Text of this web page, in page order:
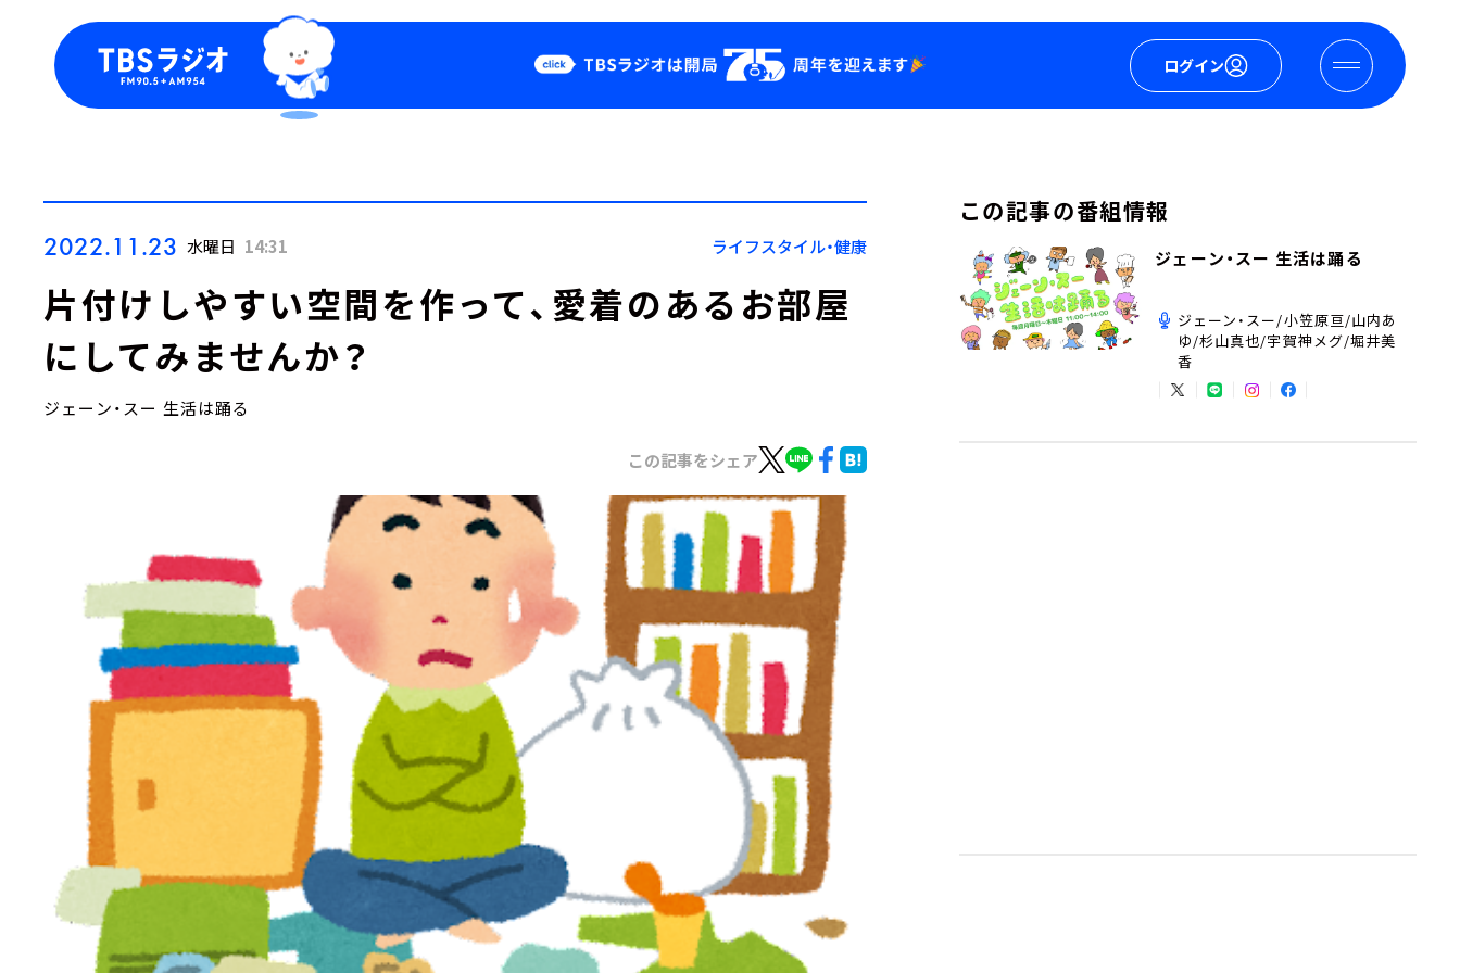
ログイン
Podcast
YouTube
会社情報
2022.11.23 水曜日 14:31 ライフスタイル・健康
片付けしやすい空間を作って、愛着のあるお部屋
にしてみませんか？
ジェーン・スー 生活は踊る
この記事をシェア
この記事の番組情報
ジェーン・スー 生活は踊る
ジェーン・スー/小笠原亘/山内あ
ゆ/杉山真也/宇賀神メグ/堀井美
香